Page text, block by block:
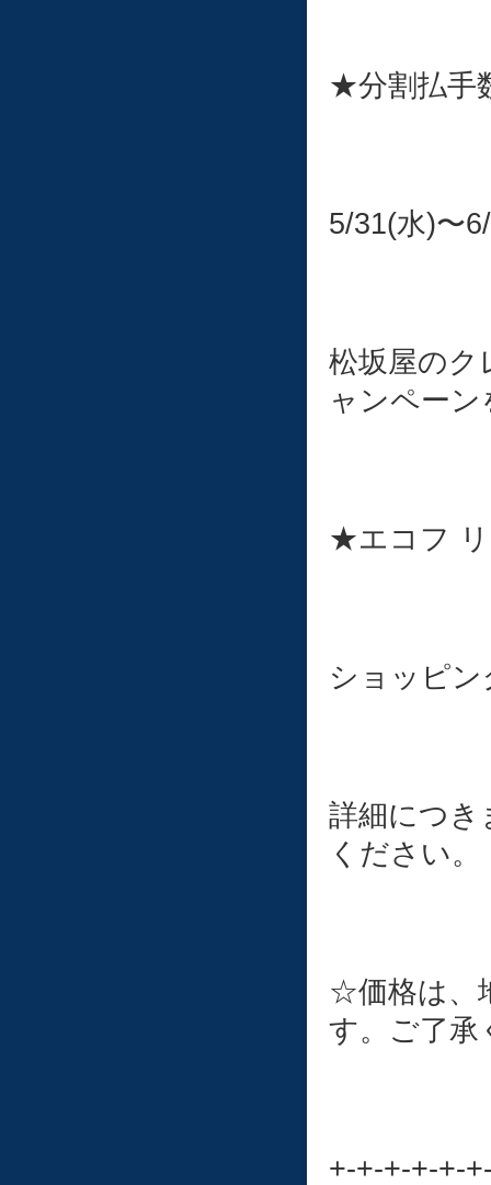
★分割払手
5/31(水)〜
松坂屋のク
ャンペー
★エコフ
ショッピ
詳細につき
ください。
☆価格は、
す。ご了承
+-+-+-+-+-